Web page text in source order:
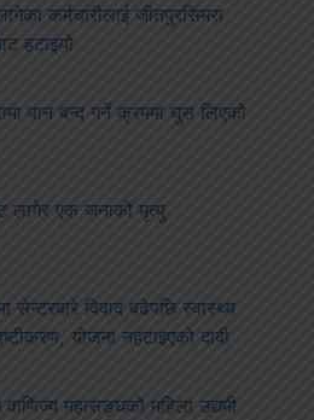
कर्मचारीलाई जीतपुरसिमरा
हटाइयो
पान बन्द गर्ने क्रममा घुस लिएको
लागेर एक जनाको मृत्यु
सेन्टरबारे विवाद बढेपछि स्वास्थ्य
योजना नहटाइएको दाबी
वाणिज्य महासङ्घको महिला उद्यमी